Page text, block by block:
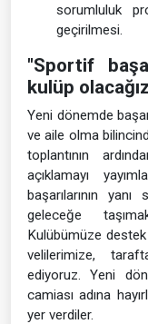
sorumluluk
geçirilmesi.
"Sportif
kulüp
Yeni dönemde
ve aile olma
toplantının
açıklamayı
başarılarının
geleceğe
Kulübümüze
velilerimize,
ediyoruz. Yeni
camiası adına
yer verdiler.